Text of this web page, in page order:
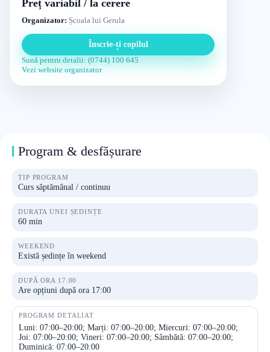
Preț variabil / la cerere
Organizator: Școala lui Gerula
Înscrie-ți copilul
Sună pentru detalii: (0744) 100 645
Vezi website organizator
Program & desfășurare
TIP PROGRAM
Curs săptămânal / continuu
DURATA UNEI ȘEDINȚE
60 min
WEEKEND
Există ședințe în weekend
DUPĂ ORA 17:00
Are opțiuni după ora 17:00
PROGRAM DETALIAT
Luni: 07:00–20:00; Marți: 07:00–20:00; Miercuri: 07:00–20:00;
Joi: 07:00–20:00; Vineri: 07:00–20:00; Sâmbătă: 07:00–20:00;
Duminică: 07:00–20:00